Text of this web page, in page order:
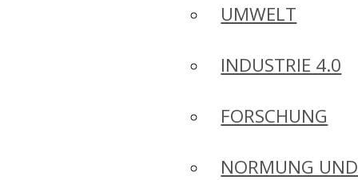
UMWELT
INDUSTRIE 4.0
FORSCHUNG
NORMUNG UND